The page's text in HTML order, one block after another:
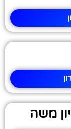
משה